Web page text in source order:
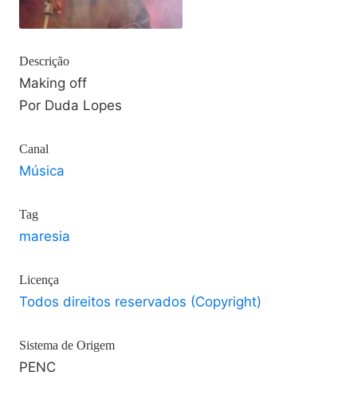
Descrição
Making off
Por Duda Lopes
Canal
Música
Tag
maresia
Licença
Todos direitos reservados (Copyright)
Sistema de Origem
PENC